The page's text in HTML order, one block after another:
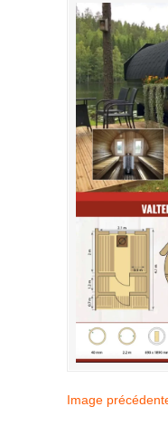
Image